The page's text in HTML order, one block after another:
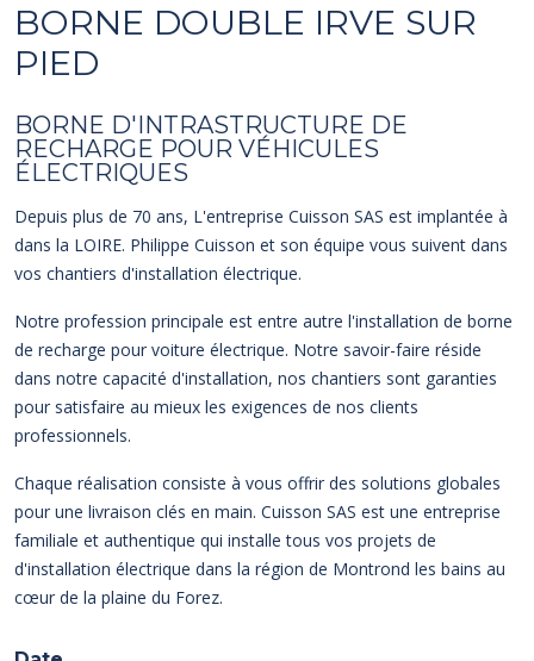
BORNE DOUBLE IRVE SUR
PIED
BORNE D'INTRASTRUCTURE DE
RECHARGE POUR VÉHICULES
ÉLECTRIQUES
Depuis plus de 70 ans, L'entreprise Cuisson SAS est implantée à
dans la LOIRE. Philippe Cuisson et son équipe vous suivent dans
vos chantiers d'installation électrique.
Notre profession principale est entre autre l'installation de borne
de recharge pour voiture électrique. Notre savoir-faire réside
dans notre capacité d'installation, nos chantiers sont garanties
pour satisfaire au mieux les exigences de nos clients
professionnels.
Chaque réalisation consiste à vous offrir des solutions globales
pour une livraison clés en main. Cuisson SAS est une entreprise
familiale et authentique qui installe tous vos projets de
d'installation électrique dans la région de Montrond les bains au
cœur de la plaine du Forez.